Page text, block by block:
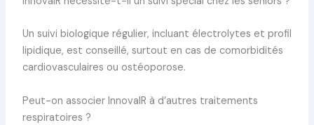
Un suivi biologique régulier, incluant électrolytes et profil
lipidique, est conseillé, surtout en cas de comorbidités
cardiovasculaires ou ostéoporose.
Peut-on associer InnovaIR à d’autres traitements
respiratoires ?